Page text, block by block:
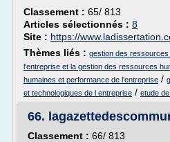
Classement : 65/ 813
Articles sélectionnés : 8
Site : https://
Thèmes liés : gestion des
l'entreprise et la gestion des ressources
humaines et performance de l'entreprise /
et technologiques de l entreprise / etude
66.
Classement : 66/ 813